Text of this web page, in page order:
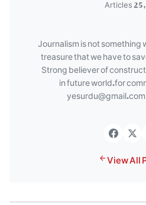
Journalism is not something
treasure that we have to
Strong believer of
in future world.for
View All